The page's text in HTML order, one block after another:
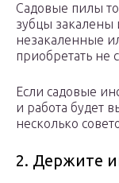
Садовые пилы
зубцы закалены
незакаленные
приобретать не
Если садовые
и работа будет
несколько
2. Держите